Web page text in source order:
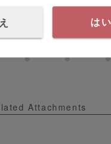
ルス（SARS-CoV-2）
イルス
A/ H1-2009
voice 1
Attachments
はい